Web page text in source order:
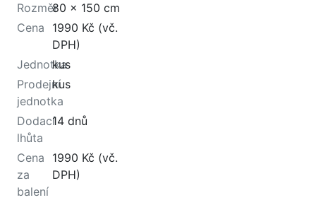
Rozměr80 x 150 cm
Cena
1990 Kč (vč.
DPH)
Jednotka
kus
Prodejní
jednotka
kus
Dodací
lhůta
14 dnů
Cena
za
balení
1990 Kč (vč.
DPH)